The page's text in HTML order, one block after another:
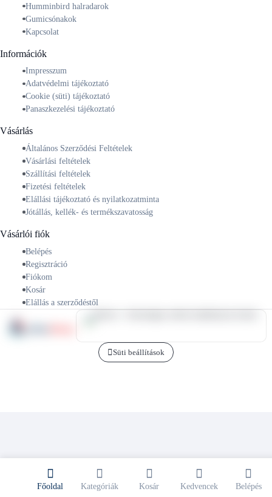
Főoldal Kategóriák Kosár Kedvencek Belépés
Humminbird halradarok
Gumicsónakok
Kapcsolat
Információk
Impresszum
Adatvédelmi tájékoztató
Cookie (süti) tájékoztató
Panaszkezelési tájékoztató
Vásárlás
Általános Szerződési Feltételek
Vásárlási feltételek
Szállítási feltételek
Fizetési feltételek
Elállási tájékoztató és nyilatkozatminta
Jótállás, kellék- és termékszavatosság
Vásárlói fiók
Belépés
Regisztráció
Fiókom
Kosár
Elállás a szerződéstől
Süti beállítások